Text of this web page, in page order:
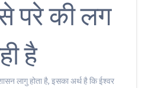
परे की लग
है
लागु होता है, इसका अर्थ है कि ईश्वर